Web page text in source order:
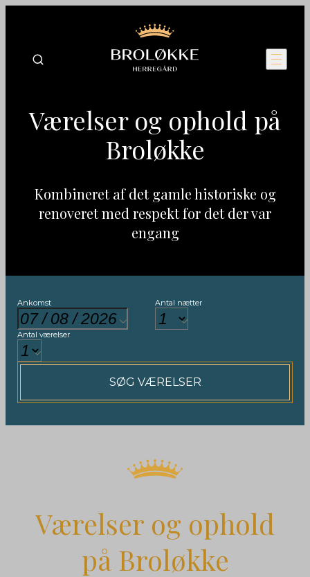
Værelser og ophold på
Broløkke
Kombineret af det gamle historiske og
renoveret med respekt for det der var
engang
Ankomst Antal nætter
Antal værelser
SØG VÆRELSER
Værelser og ophold
på Broløkke